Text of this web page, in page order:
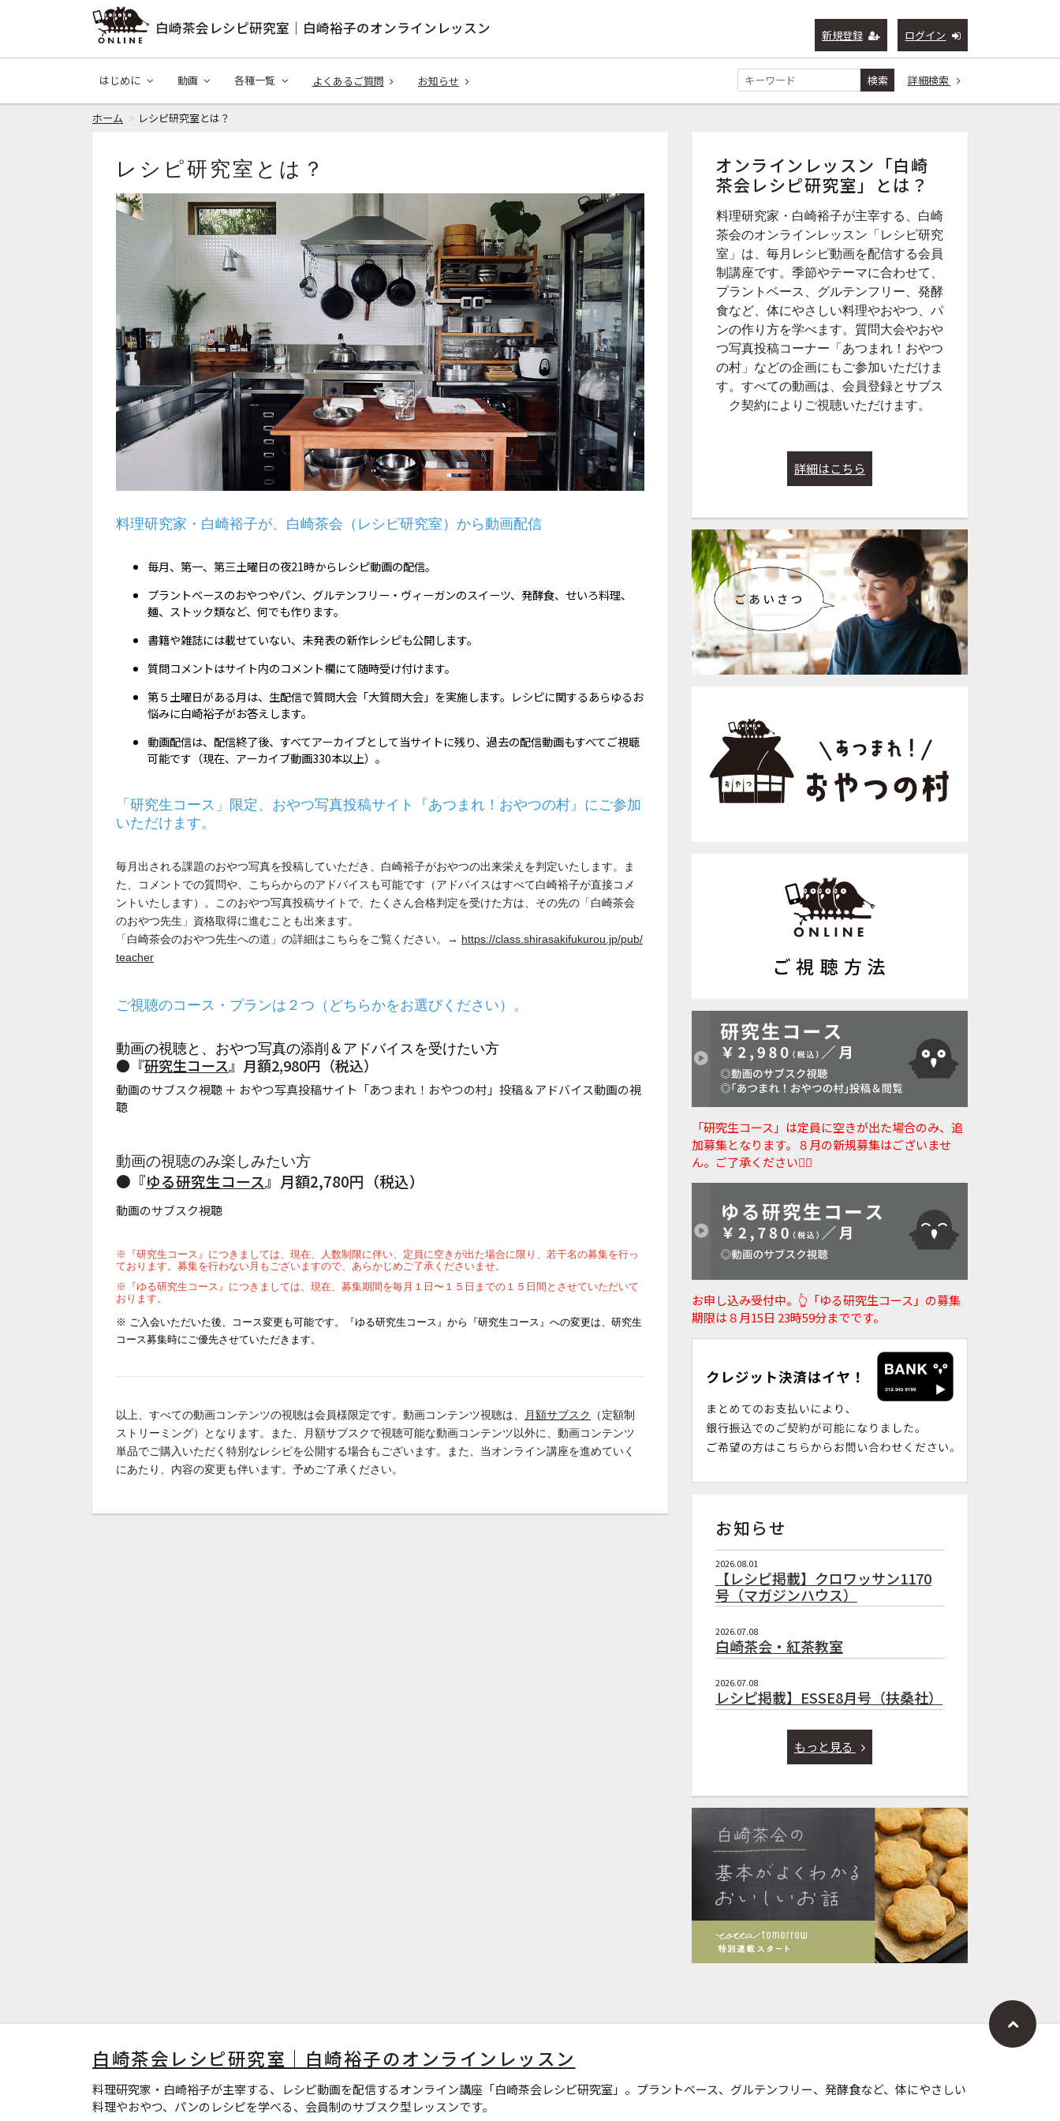
白崎茶会レシピ研究室｜白崎裕子のオンラインレッスン 新規登録 ログイン
はじめに 動画 各種一覧 よくあるご質問 お知らせ 検索 詳細検索
ホーム レシピ研究室とは？
レシピ研究室とは？
料理研究家・白崎裕子が、白崎茶会（レシピ研究室）から動画配信
毎月、第一、第三土曜日の夜21時からレシピ動画の配信。
プラントベースのおやつやパン、グルテンフリー・ヴィーガンのスイーツ、発酵食、せいろ料理、
麺、ストック類など、何でも作ります。
書籍や雑誌には載せていない、未発表の新作レシピも公開します。
質問コメントはサイト内のコメント欄にて随時受け付けます。
第５土曜日がある月は、生配信で質問大会「大質問大会」を実施します。レシピに関するあらゆるお
悩みに白崎裕子がお答えします。
動画配信は、配信終了後、すべてアーカイブとして当サイトに残り、過去の配信動画もすべてご視聴
可能です（現在、アーカイブ動画330本以上）。
「研究生コース」限定、おやつ写真投稿サイト『あつまれ！おやつの村』にご参加
いただけます。
毎月出される課題のおやつ写真を投稿していただき、白崎裕子がおやつの出来栄えを判定いたします。ま
た、コメントでの質問や、こちらからのアドバイスも可能です（アドバイスはすべて白崎裕子が直接コメ
ントいたします）。このおやつ写真投稿サイトで、たくさん合格判定を受けた方は、その先の「白崎茶会
のおやつ先生」資格取得に進むことも出来ます。
「白崎茶会のおやつ先生への道」の詳細はこちらをご覧ください。→ https://class.shirasakifukurou.jp/pub/
teacher
ご視聴のコース・プランは２つ（どちらかをお選びください）。
動画の視聴と、おやつ写真の添削＆アドバイスを受けたい方
●『研究生コース』月額2,980円（税込）
動画のサブスク視聴 ＋ おやつ写真投稿サイト「あつまれ！おやつの村」投稿＆アドバイス動画の視
聴
動画の視聴のみ楽しみたい方
●『ゆる研究生コース』月額2,780円（税込）
動画のサブスク視聴
※『研究生コース』につきましては、現在、人数制限に伴い、定員に空きが出た場合に限り、若干名の募集を行っ
ております。 募集を行わない月もございますので、あらかじめご了承くださいませ。
※『ゆる研究生コース』につきましては、現在、募集期間を毎月１日〜１５日までの１５日間とさせていただいて
おります。
※ ご入会いただいた後、コース変更も可能です。『ゆる研究生コース』から『研究生コース』への変更は、研究生
コース募集時にご優先させていただきます。
以上、すべての動画コンテンツの視聴は会員様限定です。動画コンテンツ視聴は、 月額サブスク
（定額制
ストリーミング）となります。また、月額サブスクで視聴可能な動画コンテンツ以外に、動画コンテンツ
単品でご購入いただく特別なレシピを公開する場合もございます。また、当オンライン講座を進めていく
にあたり、内容の変更も伴います。予めご了承ください。
オンラインレッスン「白崎
茶会レシピ研究室」とは？
料理研究家・白崎裕子が主宰する、白崎
茶会のオンラインレッスン「レシピ研究
室」は、毎月レシピ動画を配信する会員
制講座です。季節やテーマに合わせて、
プラントベース、グルテンフリー、発酵
食など、体にやさしい料理やおやつ、パ
ンの作り方を学べます。質問大会やおや
つ写真投稿コーナー「あつまれ！おやつ
の村」などの企画にもご参加いただけま
す。すべての動画は、会員登録とサブス
ク契約によりご視聴いただけます。
詳細はこちら
「研究生コース」は定員に空きが出た場合のみ、追
加募集となります。８月の新規募集はございませ
ん。ご了承ください🙇‍♀️
お申し込み受付中。👆️「ゆる研究生コース」の募集
期限は８月15日 23時59分までです。
お知らせ
2026.08.01
【レシピ掲載】クロワッサン1170
号（マガジンハウス）
2026.07.08
白崎茶会・紅茶教室
2026.07.08
レシピ掲載】ESSE8月号（扶桑社）
もっと見る
白崎茶会レシピ研究室｜白崎裕子のオンラインレッスン
料理研究家・白崎裕子が主宰する、レシピ動画を配信するオンライン講座「白崎茶会レシピ研究室」。プラントベース、グルテンフリー、発酵食など、体にやさしい
料理やおやつ、パンのレシピを学べる、会員制のサブスク型レッスンです。